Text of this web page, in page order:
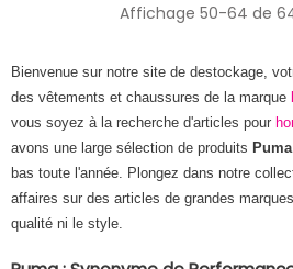
Affichage 50-64 de
Bienvenue sur notre site de destockage,
des vêtements et chaussures de la marque
vous soyez à la recherche d'articles pour
avons une large sélection de produits Puma
bas toute l'année. Plongez dans notre
affaires sur des articles de grandes
qualité ni le style.